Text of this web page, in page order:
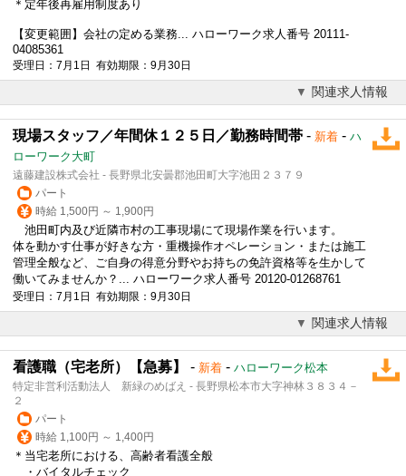
＊ 定年後再雇用制度あり
【変更範囲】会社の定める業務... ハローワーク求人番号 20111-
04085361
受理日：7月1日 有効期限：9月30日
関連求人情報
現場スタッフ／年間休１２５日／勤務時間帯 - 新着 - ハ
ローワーク大町
遠藤建設株式会社 - 長野県北安曇郡池田町大字池田２３７９
パート
時給 1,500円 ～ 1,900円
池田町内及び近隣市村の工事現場にて現場作業を行います。
体を動かす仕事が好きな方・重機操作オペレーション・または施工
管理全般など、ご自身の得意分野やお持ちの免許資格等を生かして
働いてみませんか？... ハローワーク求人番号 20120-01268761
受理日：7月1日 有効期限：9月30日
関連求人情報
看護職（宅老所）【急募】 - 新着 - ハローワーク松本
特定非営利活動法人 新緑のめばえ - 長野県松本市大字神林３８３４－
２
パート
時給 1,100円 ～ 1,400円
＊当宅老所における、高齢者看護全般
・バイタルチェック